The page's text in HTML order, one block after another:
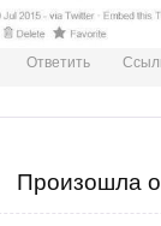
Ответить
Произошла